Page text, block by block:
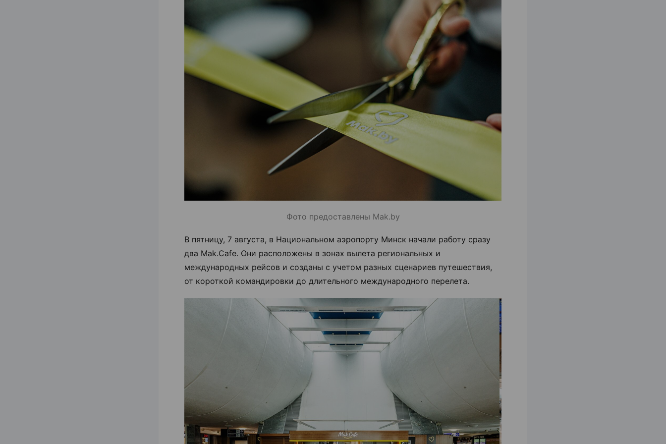
Фото предоставлены Mak.by
В пятницу, 7 августа, в Национальном аэропорту Минск начали работу сразу
два Mak.Cafe. Они расположены в зонах вылета региональных и
международных рейсов и созданы с учетом разных сценариев путешествия,
от короткой командировки до длительного международного перелета.